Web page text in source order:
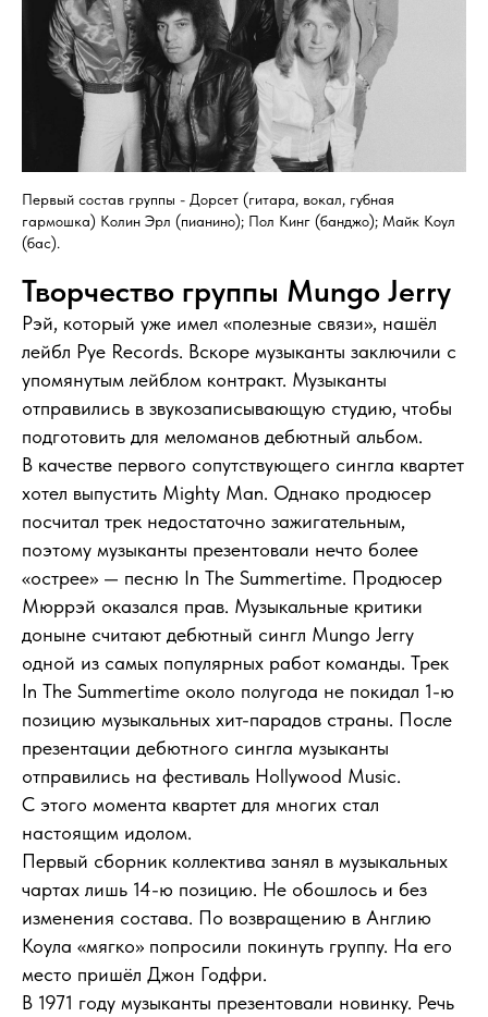
Первый состав группы - Дорсет (гитара, вокал, губная
гармошка) Колин Эрл (пианино); Пол Кинг (банджо); Майк Коул
(бас).
Творчество группы Mungo Jerry
Рэй, который уже имел «полезные связи», нашёл
лейбл Pye Records. Вскоре музыканты заключили с
упомянутым лейблом контракт. Музыканты
отправились в звукозаписывающую студию, чтобы
подготовить для меломанов дебютный альбом.
В качестве первого сопутствующего сингла квартет
хотел выпустить Mighty Man. Однако продюсер
посчитал трек недостаточно зажигательным,
поэтому музыканты презентовали нечто более
«острее» — песню In The Summertime. Продюсер
Мюррэй оказался прав. Музыкальные критики
доныне считают дебютный сингл Mungo Jerry
одной из самых популярных работ команды. Трек
In The Summertime около полугода не покидал 1-ю
позицию музыкальных хит-парадов страны. После
презентации дебютного сингла музыканты
отправились на фестиваль Hollywood Music.
С этого момента квартет для многих стал
настоящим идолом.
Первый сборник коллектива занял в музыкальных
чартах лишь 14-ю позицию. Не обошлось и без
изменения состава. По возвращению в Англию
Коула «мягко» попросили покинуть группу. На его
место пришёл Джон Годфри.
В 1971 году музыканты презентовали новинку. Речь